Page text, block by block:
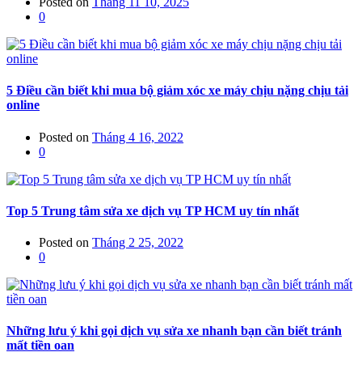
0
5 Điều cần biết khi mua bộ giảm xóc xe máy chịu nặng chịu tải
online
Posted on Tháng 4 16, 2022
0
Top 5 Trung tâm sửa xe dịch vụ TP HCM uy tín nhất
Posted on Tháng 2 25, 2022
0
Những lưu ý khi gọi dịch vụ sửa xe nhanh bạn cần biết tránh
mất tiền oan